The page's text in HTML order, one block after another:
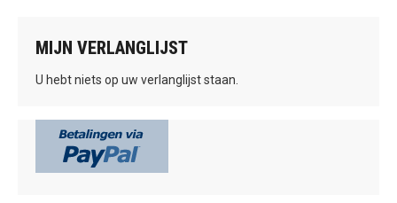
MIJN VERLANGLIJST
U hebt niets op uw verlanglijst staan.